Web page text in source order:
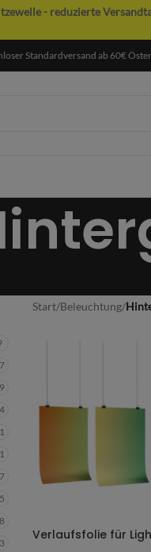
- reduzierte
Standardversand ab 60€
Start/Beleuchtung/
Verlaufsfolie für